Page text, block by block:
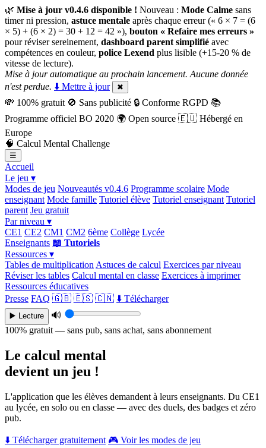
🌿 Mise à jour v0.4.6 disponible ! Nouveau : Mode Calme sans
timer ni pression, astuce mentale après chaque erreur (« 6 × 7 = (6
× 5) + (6 × 2) = 30 + 12 = 42 »), bouton « Refaire mes erreurs »
pour réviser sereinement, dashboard parent simplifié avec
compétences en couleur, police Lexend plus lisible (+15-20 % de
vitesse de lecture).
Mise à jour automatique au prochain lancement. Aucune donnée
n'est perdue. ⬇️ Mettre à jour ✖
💸 100% gratuit 🚫 Sans publicité 🔒 Conforme RGPD 📚
Programme officiel BO 2020 🌍 Open source 🇪🇺 Hébergé en
Europe
🧠 Calcul Mental Challenge
☰
Accueil
Le jeu ▾
Modes de jeu Nouveautés v0.4.6 Programme scolaire Mode
enseignant Mode famille Tutoriel élève Tutoriel enseignant Tutoriel
parent Jeu gratuit
Par niveau ▾
CE1 CE2 CM1 CM2 6ème Collège Lycée
Enseignants 📖 Tutoriels
Ressources ▾
Tables de multiplication Astuces de calcul Exercices par niveau
Réviser les tables Calcul mental en classe Exercices à imprimer
Ressources éducatives
Presse FAQ 🇬🇧 🇪🇸 🇨🇳 ⬇️ Télécharger
▶️ Lecture
🔊
100% gratuit — sans pub, sans achat, sans abonnement
Le calcul mental
devient un jeu !
L'application que les élèves demandent à leurs enseignants. Du CE1
au lycée, en solo ou en classe — avec des duels, des badges et zéro
pub.
⬇️ Télécharger gratuitement 🎮 Voir les modes de jeu